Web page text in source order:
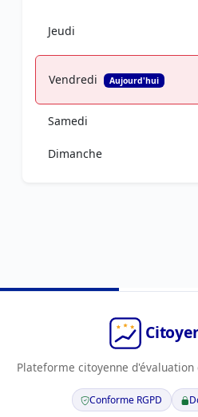
Jeudi
Vendredi Aujourd'hui
Samedi
Dimanche
Plateforme citoyenne
Conforme RGPD